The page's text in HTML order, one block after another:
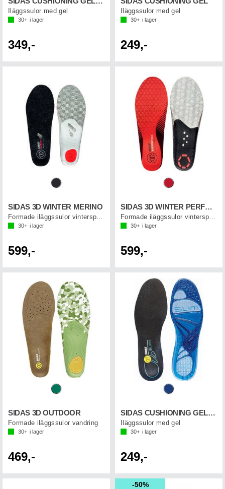
Iläggssulor med gel
30+ i lager
349,-
Iläggssulor med gel
30+ i lager
249,-
SIDAS 3D WINTER MERINO
30+ i lager
599,-
SIDAS 3D WINTER PERFORMANCE
30+ i lager
599,-
SIDAS 3D OUTDOOR
Formade iläggssulor vandring
30+ i lager
469,-
SIDAS CUSHIONING GEL SLIM
Iläggssulor med gel
30+ i lager
249,-
50%